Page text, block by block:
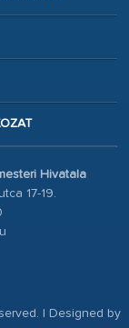
Hivatala
17-19.
| Designed by